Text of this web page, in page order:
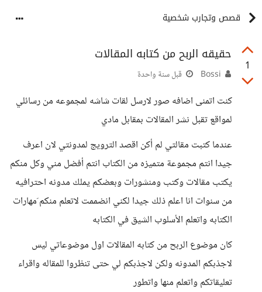
قصص وتجارب شخصية
1
حقيقه الربح من كتابه المقالات
قبل سنة واحدة
كنت اتمنى اضافه صور لارسل لقات شاشه لمجموعه من رسائلي
لمواقع تقبل نشر المقالات بمقابل مادي
عندما كتبت مقالتي لم أكن اقصد الترويج لمدونتي لان اعرف
جيدا انتم مجموعة متميزه من الكتاب انتم أفضل مني وكل منكم
يكتب مقالات وكتب ومنشورات وبعضكم يملك مدونه احترافيه
من سنوات انا اعلم ذلك جيدا لكني انضممت لاتعلم منكم َمهارات
الكتابه واتعلم الأسلوب الشيق في الكتابه
كان موضوع الربح من كتابه المقالات اول موضوعاتي ليس
لاجذبكم المدونه ولكن لاجذبكم لي حتى تنظروا للمقاله واقراء
تعليقاتكم واتعلم منها واتطور